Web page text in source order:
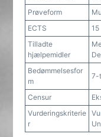
Prøveform
ECTS
15
Tilladte
hjælpemidler
Bedømmelsesfor
m
7-
Censur
Vurderingskriterie
r